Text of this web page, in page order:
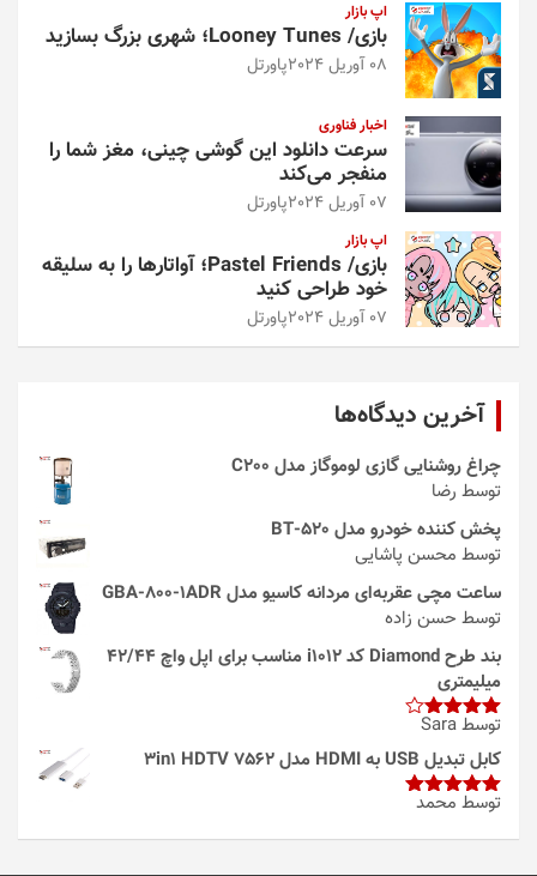
اپ بازار
بازی/ Looney Tunes؛ شهری بزرگ بسازید
08 آوریل 2024 پاورتل
اخبار فناوری
سرعت دانلود این گوشی چینی، مغز شما را
منفجر می‌کند
07 آوریل 2024 پاورتل
اپ بازار
بازی/ Pastel Friends؛ آواتارها را به سلیقه
خود طراحی کنید
07 آوریل 2024 پاورتل
آخرین دیدگاه‌ها
چراغ روشنایی گازی لوموگاز مدل C200
توسط رضا
پخش کننده خودرو مدل 520-BT
توسط محسن پاشایی
ساعت مچی عقربه‌ای مردانه کاسیو مدل GBA-800-1ADR
توسط حسن زاده
بند طرح Diamond کد i1012 مناسب برای اپل واچ 42/44
میلیمتری
امتیاز4
از 5
توسط Sara
کابل تبدیل USB به HDMI مدل 3in1 HDTV 7562
امتیاز5از
توسط محمد